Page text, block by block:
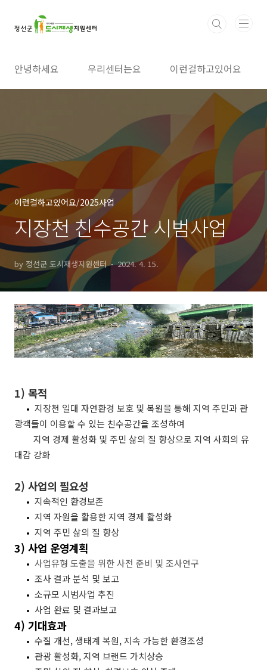
안녕하세요 우리센터는요 이런걸하고있어요
이런걸하고있어요/2025사업
지장천 친수공간 시범사업
by 정선군 도시재생지원센터 2024. 4. 15.
1) 목적
• 지장천 일대 자연환경 보호 및 복원을 통해 지역 주민과 관
광객들이 이용할 수 있는 친수공간을 조성하여
지역 경제 활성화 및 주민 삶의 질 향상으로 지역 사회의 유
대감 강화
2) 사업의 필요성
• 지속적인 환경보존
• 지역 자원을 활용한 지역 경제 활성화
• 지역 주민 삶의 질 향상
3) 사업 운영계획
• 사업유형 도출을 위한 사전 준비 및 조사연구
• 조사 결과 분석 및 보고
• 소규모 시범사업 추진
• 사업 완료 및 결과보고
4) 기대효과
• 수질 개선,생태계 복원,지속 가능한 환경조성
• 관광 활성화,지역 브랜드 가치상승